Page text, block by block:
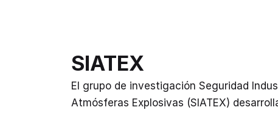
SIATEX
El grupo de investigación Seguridad
Atmósferas Explosivas (SIATEX)